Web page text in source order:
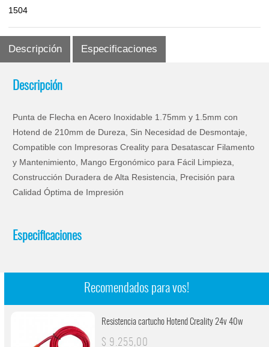
1504
Descripción Especificaciones
Descripción
Punta de Flecha en Acero Inoxidable 1.75mm y 1.5mm con
Hotend de 210mm de Dureza, Sin Necesidad de Desmontaje,
Compatible con Impresoras Creality para Desatascar Filamento
y Mantenimiento, Mango Ergonómico para Fácil Limpieza,
Construcción Duradera de Alta Resistencia, Precisión para
Calidad Óptima de Impresión
Especificaciones
Recomendados para vos!
Resistencia cartucho Hotend Creality 24v 40w
$ 9.255,00